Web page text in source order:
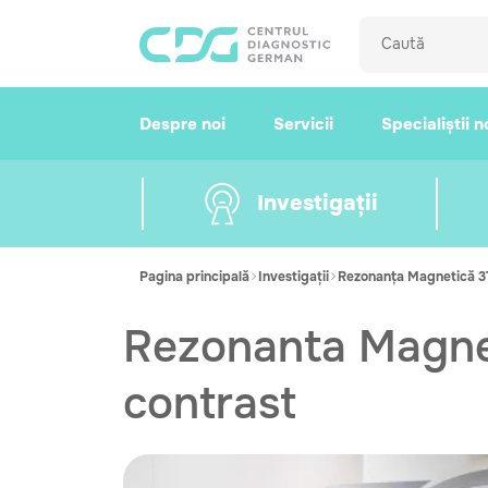
Despre noi Servicii Specialiștii
Investigații
Pagina principală Investigații Rezonanța Magnetică
Rezonanta
contrast